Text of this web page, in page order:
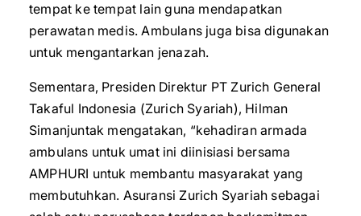
tempat ke tempat lain guna mendapatkan
perawatan medis. Ambulans juga bisa digunakan
untuk mengantarkan jenazah.
Sementara, Presiden Direktur PT Zurich General
Takaful Indonesia (Zurich Syariah), Hilman
Simanjuntak mengatakan, “kehadiran armada
ambulans untuk umat ini diinisiasi bersama
AMPHURI untuk membantu masyarakat yang
membutuhkan. Asuransi Zurich Syariah sebagai